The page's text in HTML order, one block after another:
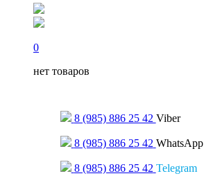
0
нет товаров
8 (985) 886 25 42 Viber
8 (985) 886 25 42 WhatsApp
8 (985) 886 25 42 Telegram